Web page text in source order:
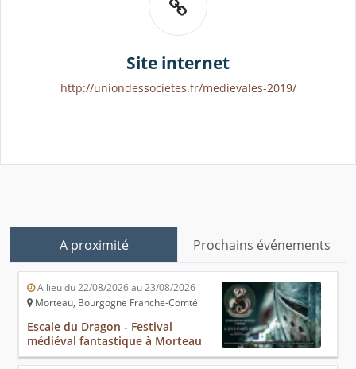
Site internet
http://uniondessocietes.fr/medievales-2019/
A proximité Prochains événements
A lieu du 22/08/2026 au 23/08/2026
Morteau, Bourgogne Franche-Comté
Escale du Dragon - Festival
médiéval fantastique à Morteau